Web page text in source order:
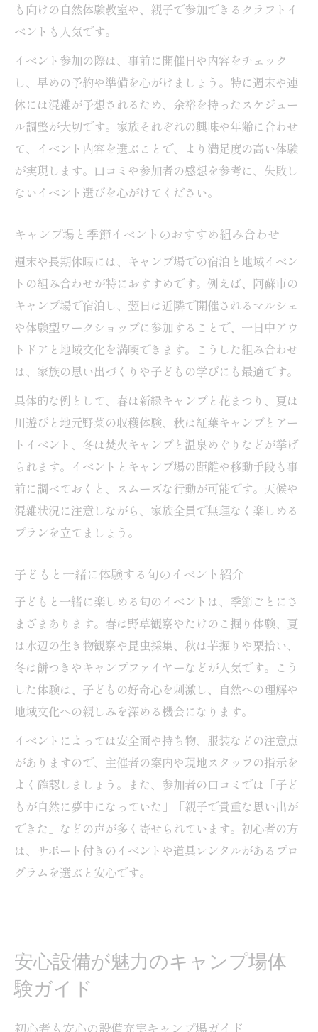
も向けの自然体験教室や、親子で参加できるクラフトイ
ベントも人気です。
イベント参加の際は、事前に開催日や内容をチェック
し、早めの予約や準備を心がけましょう。特に週末や連
休には混雑が予想されるため、余裕を持ったスケジュー
ル調整が大切です。家族それぞれの興味や年齢に合わせ
て、イベント内容を選ぶことで、より満足度の高い体験
が実現します。口コミや参加者の感想を参考に、失敗し
ないイベント選びを心がけてください。
キャンプ場と季節イベントのおすすめ組み合わせ
週末や長期休暇には、キャンプ場での宿泊と地域イベン
トの組み合わせが特におすすめです。例えば、阿蘇市の
キャンプ場で宿泊し、翌日は近隣で開催されるマルシェ
や体験型ワークショップに参加することで、一日中アウ
トドアと地域文化を満喫できます。こうした組み合わせ
は、家族の思い出づくりや子どもの学びにも最適です。
具体的な例として、春は新緑キャンプと花まつり、夏は
川遊びと地元野菜の収穫体験、秋は紅葉キャンプとアー
トイベント、冬は焚火キャンプと温泉めぐりなどが挙げ
られます。イベントとキャンプ場の距離や移動手段も事
前に調べておくと、スムーズな行動が可能です。天候や
混雑状況に注意しながら、家族全員で無理なく楽しめる
プランを立てましょう。
子どもと一緒に体験する旬のイベント紹介
子どもと一緒に楽しめる旬のイベントは、季節ごとにさ
まざまあります。春は野草観察やたけのこ掘り体験、夏
は水辺の生き物観察や昆虫採集、秋は芋掘りや栗拾い、
冬は餅つきやキャンプファイヤーなどが人気です。こう
した体験は、子どもの好奇心を刺激し、自然への理解や
地域文化への親しみを深める機会になります。
イベントによっては安全面や持ち物、服装などの注意点
がありますので、主催者の案内や現地スタッフの指示を
よく確認しましょう。また、参加者の口コミでは「子ど
もが自然に夢中になっていた」「親子で貴重な思い出が
できた」などの声が多く寄せられています。初心者の方
は、サポート付きのイベントや道具レンタルがあるプロ
グラムを選ぶと安心です。
安心設備が魅力のキャンプ場体
験ガイド
初心者も安心の設備充実キャンプ場ガイド